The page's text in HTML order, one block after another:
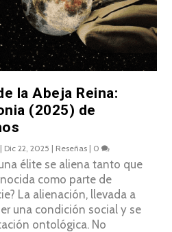
la Abeja Reina:
(2025) de
| Dic 22, 2025 | Reseñas | 0
élite se aliena tanto que
como parte de
La alienación, llevada a
una condición social y se
ontológica. No